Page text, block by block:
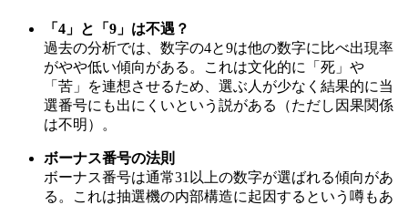
「4」と「9」は不遇？
過去の分析では、数字の4と9は他の数字に比べ出現率
がやや低い傾向がある。これは文化的に「死」や
「苦」を連想させるため、選ぶ人が少なく結果的に当
選番号にも出にくいという説がある（ただし因果関係
は不明）。
ボーナス番号の法則
ボーナス番号は通常31以上の数字が選ばれる傾向があ
る。これは抽選機の内部構造に起因するという噂もあ